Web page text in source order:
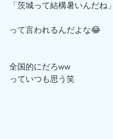
「茨城って結構暑いんだね」
って言われるんだよな😂
全国的にだろww
っていつも思う笑